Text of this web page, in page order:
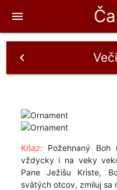
menu
chevron_left
Kňaz:Požehnaný Boh
vždycky i na veky
Pane Ježišu Kriste,
svätých otcov, zmiluj sa